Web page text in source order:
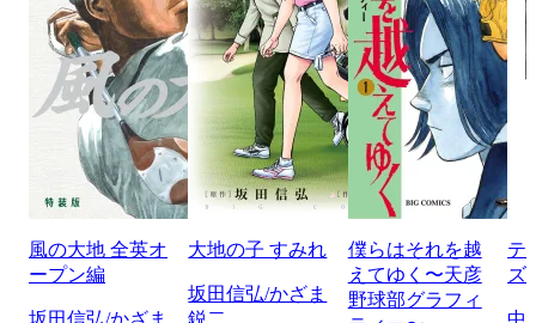
風の大地 全英オ
ープン編
坂田信弘/かざま
大地の子 すみれ
坂田信弘/かざま
鋭二
僕らはそれを越
えてゆく〜天彦
野球部グラフィ
テ
ズ
中